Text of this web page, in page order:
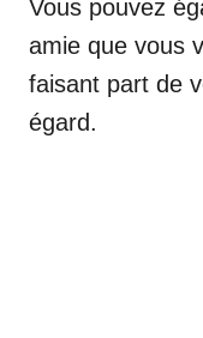
Vous pouvez
amie que vous
faisant part de
égard.